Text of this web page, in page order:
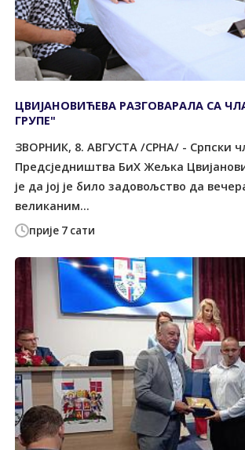
прије 7 сати
ЦВИЈАНОВИЋЕВА РАЗГОВАРАЛА СА
ГРУПЕ"
ЗВОРНИК, 8. АВГУСТА /СРНА/ - Српски
Предсједништва БиХ Жељка
је да јој је било задовољство да
великаним...